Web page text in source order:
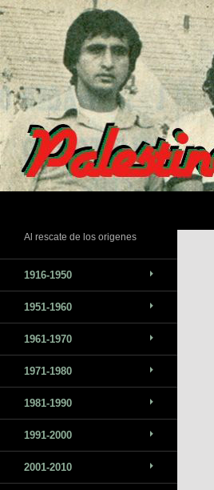
Saltar
al
contenido
Al rescate de los origenes
1916-1950
1951-1960
1961-1970
1971-1980
1981-1990
1991-2000
2001-2010